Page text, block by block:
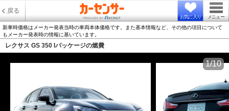
戻る
お気に入り メニュー
新車時価格はメーカー発表当時の車両本体価格です。また基本情報など、その他の項目について
もメーカー発表時の情報に基いています。
レクサス GS 350 Iパッケージの燃費
1/10